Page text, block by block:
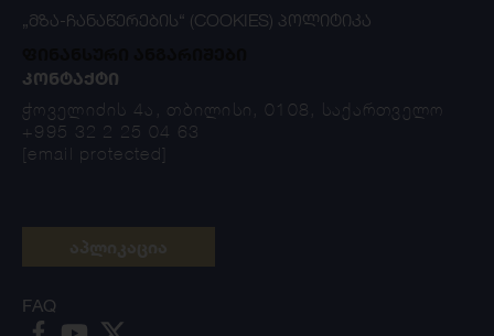
„ᲛᲖᲐ-ᲩᲐᲜᲐᲬᲔᲠᲔᲑᲘᲡ“ (COOKIES) ᲞᲝᲚᲘᲢᲘᲙᲐ
ᲙᲝᲜᲢᲐᲥᲢᲘ
ჭოველიძის 4ა, თბილისი, 0108, საქართველო
+995 32 2 25 04 63
[email protected]
FAQ